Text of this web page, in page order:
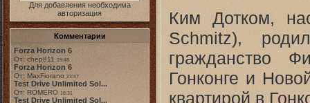
Для добавления необходима
авторизация
Комментарии
Forza Horizon 6
От: chep811 19:48
Forza Horizon 6
От: MaxFiorano 23:47
Test Drive Unlimited Sol...
От: ROMERO 18:31
Test Drive Unlimited Sol...
Ким Дотком,
Schmitz),
гражданство
Гонконге и
квартирой в